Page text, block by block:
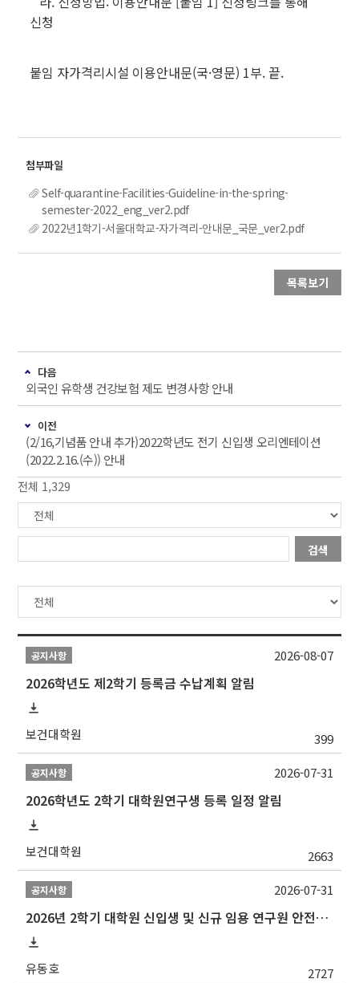
신청
붙임 자가격리시설 이용안내문(국·영문) 1부. 끝.
Self-quarantine-Facilities-Guideline-in-the-spring-
semester-2022_eng_ver2.pdf
2022년1학기-서울대학교-자가격리-안내문_국문_ver2.pdf
목록보기
다음
외국인 유학생 건강보험 제도 변경사항 안내
이전
(2/16,기념품 안내 추가)2022학년도 전기 신입생 오리엔테이션
(2022.2.16.(수)) 안내
전체 1,329
검색
공지사항
2026학년도 제2학기 등록금 수납계획 알림
보건대학원 399
2026-08-07
공지사항
2026학년도 2학기 대학원연구생 등록 일정 알림
보건대학원 2663
2026-07-31
공지사항
2026년 2학기 대학원 신입생 및 신규 임용 연구원 안전환경교육(신규교육) 실시 안내
유동호 2727
2026-07-31